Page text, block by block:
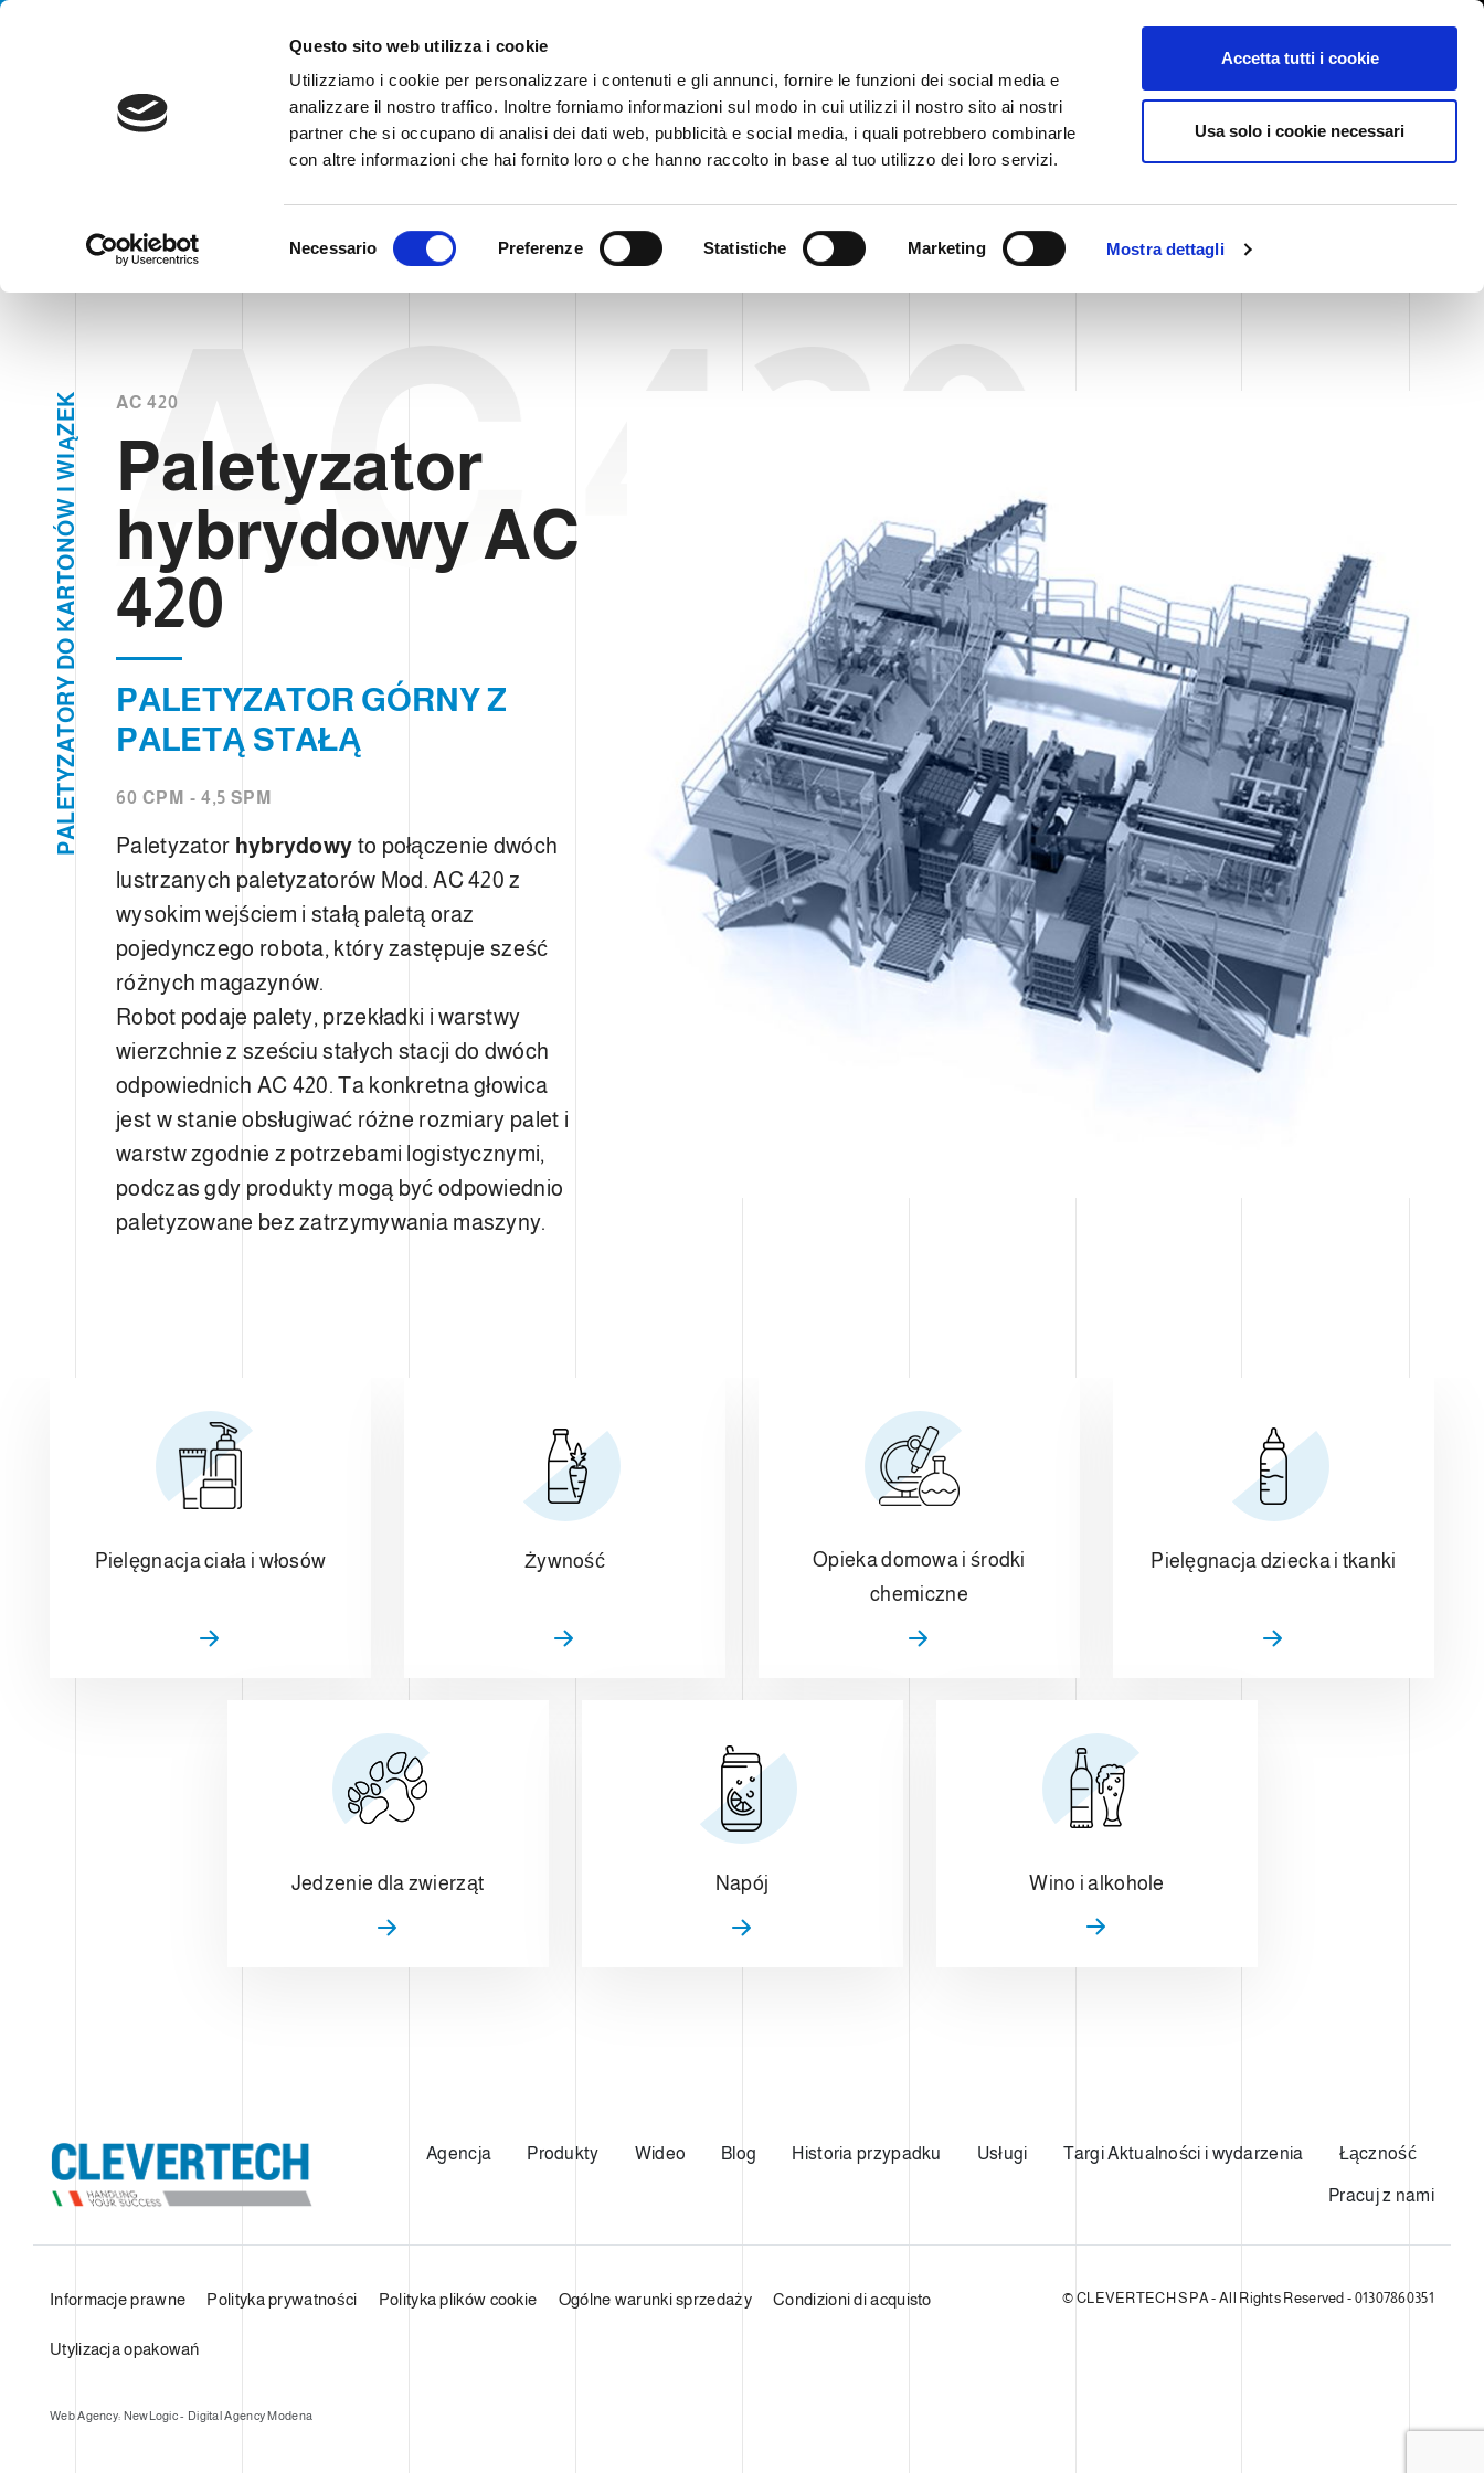
Questo sito web utilizza i cookie
Utilizziamo i cookie per personalizzare i contenuti e gli annunci, fornire le funzioni dei social media e
analizzare il nostro traffico. Inoltre forniamo informazioni sul modo in cui utilizzi il nostro sito ai nostri
partner che si occupano di analisi dei dati web, pubblicità e social media, i quali potrebbero combinarle
con altre informazioni che hai fornito loro o che hanno raccolto in base al tuo utilizzo dei loro servizi.
e
d
e
l
c
n
s
o
Necessario Preferenze Statistiche Marketing Mostra dettagli
Accetta tutti i cookie
Usa solo i cookie necessari
Sygnalizowanie nieprawidłowości International/Polski
AGENCJA PRODUKTY WIDEO BLOG HISTORIA PRZYPADKU USŁUGI TARGI AKTUALNOŚCI I WYDARZENIA
P
A
L
E
T
Y
Z
A
T
O
R
Y
D
O
K
A
R
T
O
N
Ó
W
I
W
I
Ą
Z
E
K AC 420
Paletyzator
hybrydowy AC
420
PALETYZATOR GÓRNY Z
PALETĄ STAŁĄ
60 CPM - 4,5 SPM
Paletyzator hybrydowy to połączenie dwóch
lustrzanych paletyzatorów Mod. AC 420 z
wysokim wejściem i stałą paletą oraz
pojedynczego robota, który zastępuje sześć
różnych magazynów.
Robot podaje palety, przekładki i warstwy
wierzchnie z sześciu stałych stacji do dwóch
odpowiednich AC 420. Ta konkretna głowica
jest w stanie obsługiwać różne rozmiary palet i
warstw zgodnie z potrzebami logistycznymi,
podczas gdy produkty mogą być odpowiednio
paletyzowane bez zatrzymywania maszyny.
AC 420
Pielęgnacja ciała i włosów Żywność
Opieka domowa i środki
chemiczne
Pielęgnacja dziecka i tkanki
Jedzenie dla zwierząt Napój Wino i alkohole
Paletyzator hybrydowy AC 420 POPROŚ O INFORMACJE
Agencja Produkty Wideo Blog Historia przypadku Usługi Targi Aktualności i wydarzenia Łączność
Pracuj z nami
Informacje prawne Polityka prywatności Polityka plików cookie Ogólne warunki sprzedaży Condizioni di acquisto
Utylizacja opakowań
© CLEVERTECH SPA - All Rights Reserved - 01307860351
Web Agency: NewLogic - Digital Agency Modena